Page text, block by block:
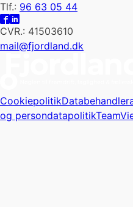
Tlf.: 96 63 05 44
CVR.: 41503610
mail@fjordland.dk
Cookiepolitik
og persondatapolitik